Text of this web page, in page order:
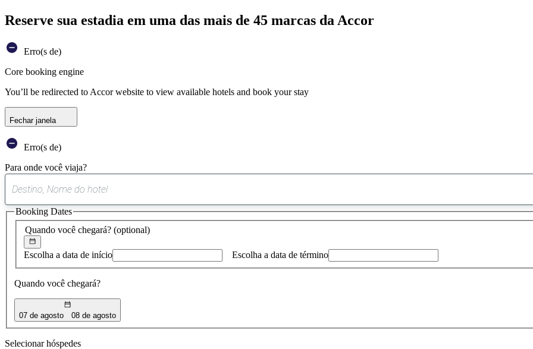
Reserve sua estadia em uma das mais de 45 marcas da Accor
Erro(s de)
Core booking engine
You’ll be redirected to Accor website to view available hotels and book your stay
Fechar janela
Erro(s de)
Para onde você viaja?
sugestão
encontrada
Quando você chegará? (optional)
Escolha a data de início Escolha a data de término
Quando você chegará?
07 de agosto 08 de agosto
Booking Dates
Selecionar hóspedes